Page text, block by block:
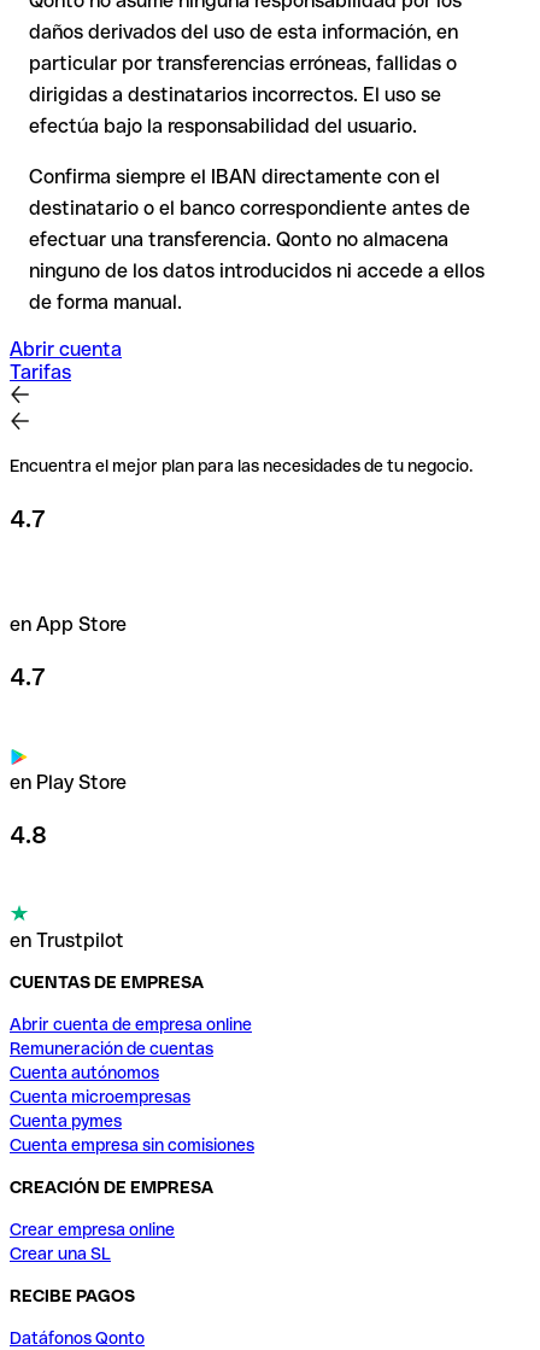
En transferencias internacionales fuera del espacio SEPA, la
recuperación es considerablemente más compleja y conlleva
comisiones .
Recomendación: Verifica cada IBAN antes de una
transferencia con nuestro IBAN Checker gratuito y, en caso
de duda, confírmalo directamente con el destinatario. Esta
precaución es especialmente importante con importes
elevados o nuevas relaciones comerciales.
daños derivados del uso de esta información, en
particular por transferencias erróneas, fallidas o
dirigidas a destinatarios incorrectos. El uso se
efectúa bajo la responsabilidad del usuario.
Confirma siempre el IBAN directamente con el
destinatario o el banco correspondiente antes de
efectuar una transferencia. Qonto no almacena
ninguno de los datos introducidos ni accede a ellos
de forma manual.
Abrir cuenta
Tarifas
Encuentra el mejor plan para las necesidades de tu negocio.
4.7
en App Store
4.7
en Play Store
4.8
en Trustpilot
CUENTAS DE EMPRESA
Abrir cuenta de empresa online
Remuneración de cuentas
Cuenta autónomos
Cuenta microempresas
Cuenta pymes
Cuenta empresa sin comisiones
CREACIÓN DE EMPRESA
Crear empresa online
Crear una SL
RECIBE PAGOS
Datáfonos Qonto